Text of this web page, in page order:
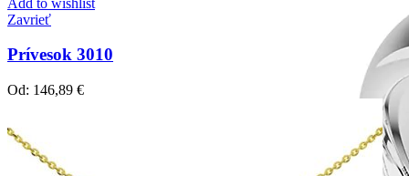
Zavrieť
Prívesok 3010
Od: 146,89 €